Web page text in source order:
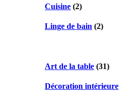
Cuisine (2)
Linge de bain (2)
Art de la table (31)
Décoration intérieure